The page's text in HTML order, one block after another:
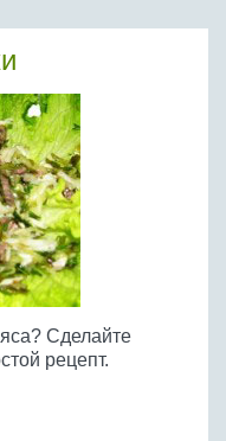
Сделайте
рецепт.